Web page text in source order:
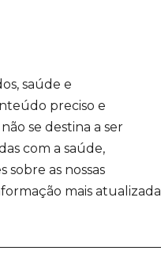
saúde e
preciso e
se destina a ser
com a saúde,
as nossas
mais atualizada